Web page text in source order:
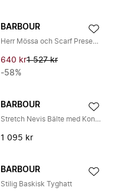
BARBOUR
Herr Mössa och Scarf Presentset
640 kr1 527 kr
-58%
BARBOUR
Stretch Nevis Bälte med Konstläder
1 095 kr
BARBOUR
Stilig Baskisk Tyghatt